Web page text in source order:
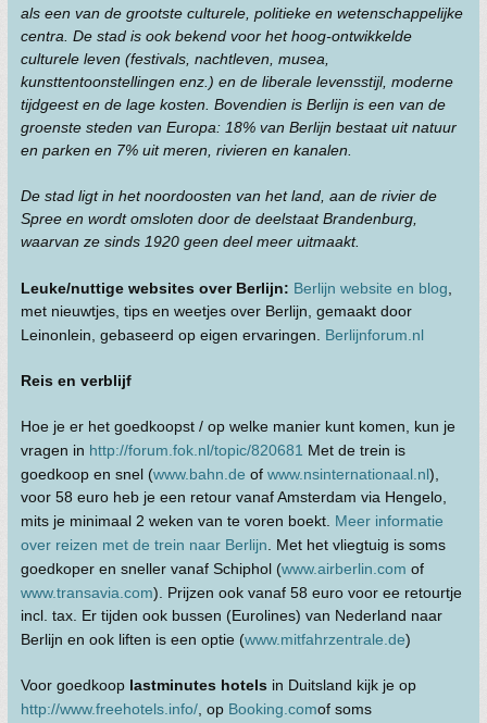
als een van de grootste culturele, politieke en wetenschappelijke
centra. De stad is ook bekend voor het hoog-ontwikkelde
culturele leven (festivals, nachtleven, musea,
kunsttentoonstellingen enz.) en de liberale levensstijl, moderne
tijdgeest en de lage kosten. Bovendien is Berlijn is een van de
groenste steden van Europa: 18% van Berlijn bestaat uit natuur
en parken en 7% uit meren, rivieren en kanalen.
De stad ligt in het noordoosten van het land, aan de rivier de
Spree en wordt omsloten door de deelstaat Brandenburg,
waarvan ze sinds 1920 geen deel meer uitmaakt.
Leuke/nuttige websites over Berlijn: Berlijn website en blog
met nieuwtjes, tips en weetjes over Berlijn, gemaakt door
Leinonlein, gebaseerd op eigen ervaringen. Berlijnforum.nl
Reis en verblijf
Hoe je er het goedkoopst / op welke manier kunt komen, kun je
vragen in http://forum.fok.nl/topic/820681 Met de trein is
goedkoop en snel (www.bahn.de of www.nsinternationaal.nl),
voor 58 euro heb je een retour vanaf Amsterdam via Hengelo,
mits je minimaal 2 weken van te voren boekt. Meer informatie
over reizen met de trein naar Berlijn . Met het vliegtuig is soms
goedkoper en sneller vanaf Schiphol (www.airberlin.com of
www.transavia.com). Prijzen ook vanaf 58 euro voor ee retourtje
incl. tax. Er tijden ook bussen (Eurolines) van Nederland naar
Berlijn en ook liften is een optie (www.mitfahrzentrale.de)
Voor goedkoop lastminutes hotels in Duitsland kijk je op
http://www.freehotels.info/ , op Booking.comof soms